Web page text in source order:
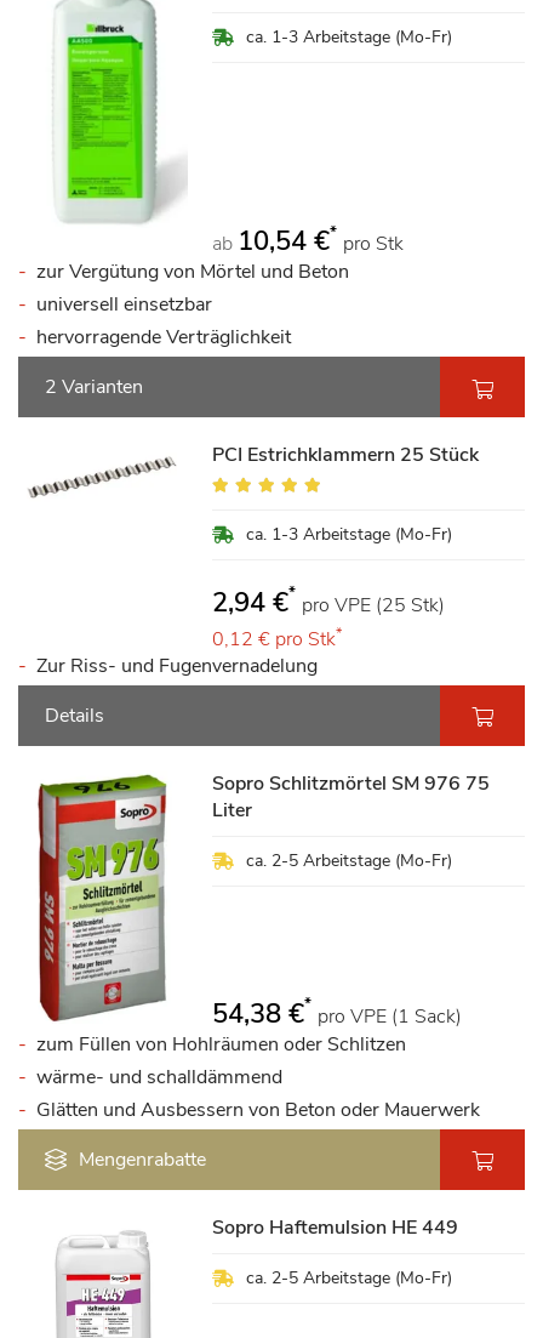
ca. 1-3 Arbeitstage (Mo-Fr)
ab 10,54 €* pro Stk
zur Vergütung von Mörtel und Beton
universell einsetzbar
hervorragende Verträglichkeit
2 Varianten
PCI Estrichklammern 25 Stück
Bewertung:
ca. 1-3 Arbeitstage (Mo-Fr)
2,94 €* pro VPE (25 Stk)
0,12 € pro Stk*
Zur Riss- und Fugenvernadelung
Details
Sopro Schlitzmörtel SM 976 75
Liter
ca. 2-5 Arbeitstage (Mo-Fr)
54,38 €* pro VPE (1 Sack)
zum Füllen von Hohlräumen oder Schlitzen
wärme- und schalldämmend
Glätten und Ausbessern von Beton oder Mauerwerk
Mengenrabatte
Sopro Haftemulsion HE 449
ca. 2-5 Arbeitstage (Mo-Fr)